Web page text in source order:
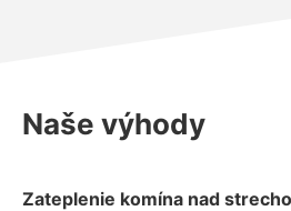
Naše výhody
Zateplenie komína nad